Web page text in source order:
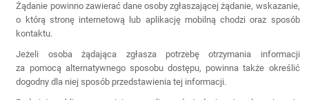
Żądanie powinno zawierać dane osoby zgłaszającej żądanie, wskazanie,
o którą stronę internetową lub aplikację mobilną chodzi oraz sposób
kontaktu.
Jeżeli osoba żądająca zgłasza potrzebę otrzymania informacji
za pomocą alternatywnego sposobu dostępu, powinna także określić
dogodny dla niej sposób przedstawienia tej informacji.